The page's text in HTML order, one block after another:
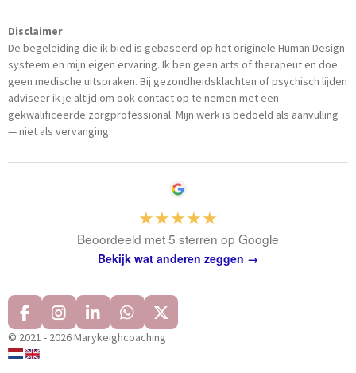
Disclaimer
De begeleiding die ik bied is gebaseerd op het originele Human Design
systeem en mijn eigen ervaring. Ik ben geen arts of therapeut en doe
geen medische uitspraken. Bij gezondheidsklachten of psychisch lijden
adviseer ik je altijd om ook contact op te nemen met een
gekwalificeerde zorgprofessional. Mijn werk is bedoeld als aanvulling
— niet als vervanging.
★★★★★
Beoordeeld met 5 sterren op Google
Bekijk wat anderen zeggen →
F
a
c
e
I
n
L
i
n
W
h
X
© 2021 - 2026 Marykeighcoaching